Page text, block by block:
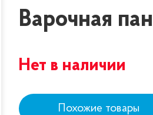
Варочная
Нет в наличии
Похожие товары